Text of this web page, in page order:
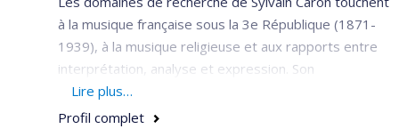
à la musique française sous la 3e République (1871-
1939), à la musique religieuse et aux rapports entre
interprétation, analyse et expression. Son
enseignement se partage entre l'harmonie, le
contrepoint, la fugue, la mélodie française, les relations
Lire plus…
Profil complet